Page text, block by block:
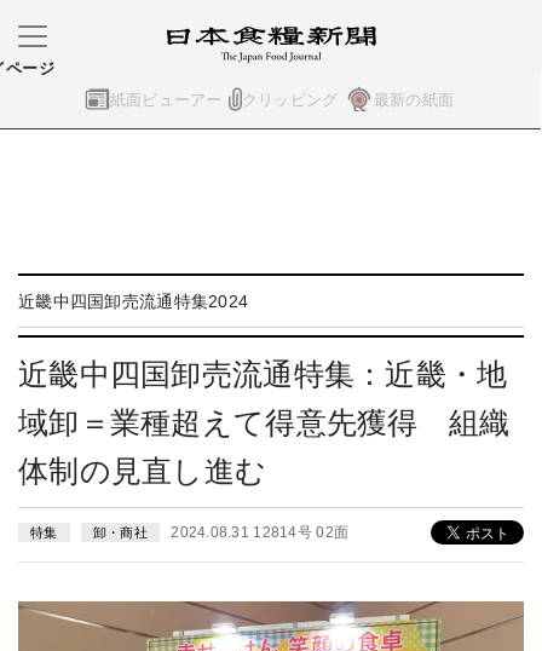
紙面ビューアー クリッピング 最新の紙面
ページ
近畿中四国卸売流通特集2024
近畿中四国卸売流通特集：近畿・地
域卸＝業種超えて得意先獲得 組織
体制の見直し進む
特集 卸・商社 2024.08.31 12814号 02面